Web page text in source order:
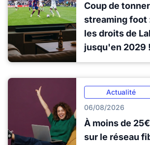
Coup de
streaming foot
les droits de
jusqu'en 2029 !
Actualité
06/08/2026
À moins de
sur le réseau